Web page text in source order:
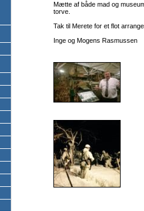
Mætte af både mad og
torve.
Tak til Merete for et flot
Inge og Mogens Rasmussen